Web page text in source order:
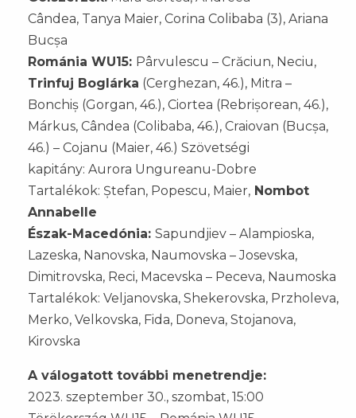
Cândea, Tanya Maier, Corina Colibaba (3), Ariana
Bucșa
Románia WU15: Pârvulescu – Crăciun, Neciu,
Trinfuj Boglárka (Cerghezan, 46.), Mitra –
Bonchiș (Gorgan, 46.), Ciortea (Rebrișorean, 46.),
Márkus, Cândea (Colibaba, 46.), Craiovan (Bucșa,
46.) – Cojanu (Maier, 46.) Szövetségi
kapitány: Aurora Ungureanu-Dobre
Tartalékok: Ștefan, Popescu, Maier, Nombot
Annabelle
Észak-Macedónia: Sapundjiev – Alampioska,
Lazeska, Nanovska, Naumovska – Josevska,
Dimitrovska, Reci, Macevska – Peceva, Naumoska
Tartalékok: Veljanovska, Shekerovska, Przholeva,
Merko, Velkovska, Fida, Doneva, Stojanova,
Kirovska
A válogatott további menetrendje:
2023. szeptember 30., szombat, 15:00